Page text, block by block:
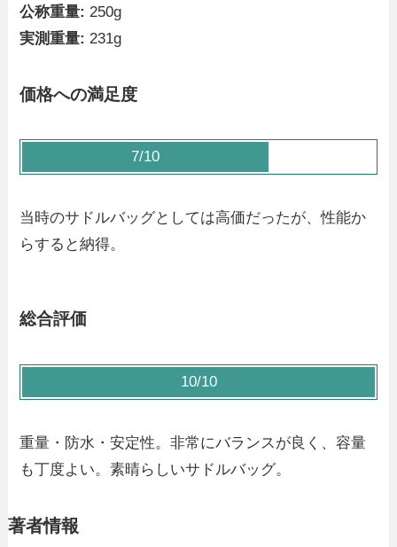
公称重量: 250g
実測重量: 231g
価格への満足度
7/10
当時のサドルバッグとしては高価だったが、性能か
らすると納得。
総合評価
10/10
重量・防水・安定性。非常にバランスが良く、容量
も丁度よい。素晴らしいサドルバッグ。
著者情報